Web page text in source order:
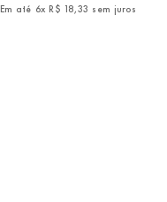
Em até 6x R$ 18,33 sem juros